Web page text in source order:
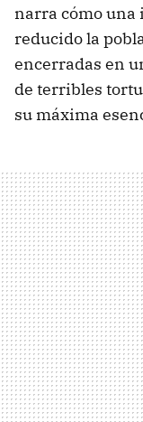
narra cómo
reducido la
encerradas en
de terribles
su máxima